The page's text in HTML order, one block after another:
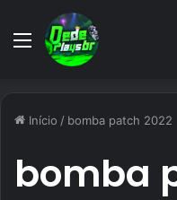
Menu
Início / bomba patch 2022
bomba